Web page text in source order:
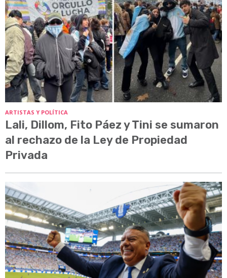
ARTISTAS Y POLÍTICA
Lali, Dillom, Fito Páez y Tini se sumaron
al rechazo de la Ley de Propiedad
Privada